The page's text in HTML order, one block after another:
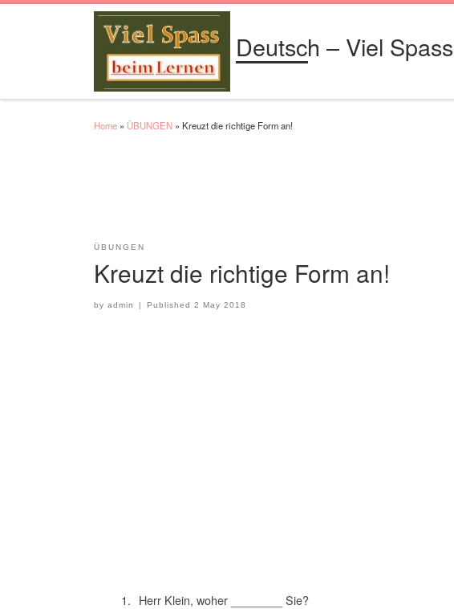
Deutsch – Viel Spass
Home » ÜBUNGEN » Kreuzt die richtige Form an!
ÜBUNGEN
Kreuzt die richtige Form an!
by admin | Published2 May 2018
Herr Klein, woher ________ Sie?